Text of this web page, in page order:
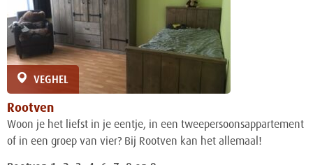
VEGHEL
Rootven
Woon je het liefst in je eentje, in een tweepersoonsappartement
of in een groep van vier? Bij Rootven kan het allemaal!